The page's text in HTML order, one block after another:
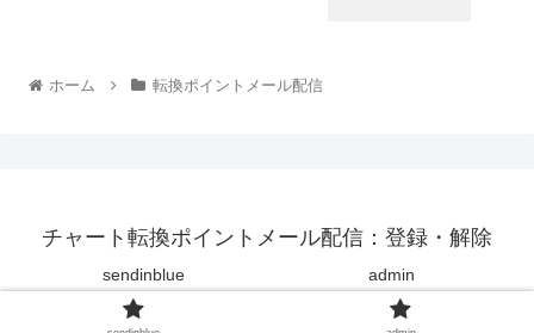
ホーム 転換ポイントメール配信
チャート転換ポイントメール配信：登録・解除
sendinblue admin
© 2022 チャート転換ポイントメール配信：登録・解除.